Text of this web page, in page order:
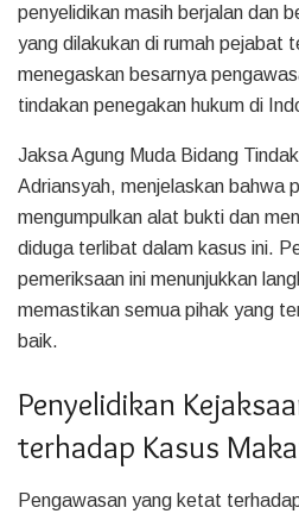
penyelidikan masih berjalan dan
yang dilakukan di rumah pejabat
menegaskan besarnya
tindakan penegakan hukum di
Jaksa Agung Muda Bidang
Adriansyah, menjelaskan bahwa
mengumpulkan alat bukti dan
diduga terlibat dalam kasus ini.
pemeriksaan ini menunjukkan
memastikan semua pihak yang
baik.
Penyelidikan
terhadap Kasus
Pengawasan yang ketat